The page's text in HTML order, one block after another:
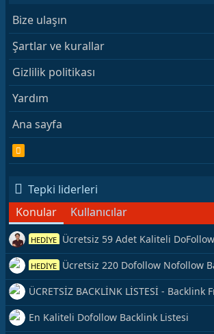
Bize ulaşın
Şartlar ve kurallar
Gizlilik politikası
Yardım
Ana sayfa
S
Tepki liderleri
Konular
Kullanıcılar
HEDİYE Ücretsiz 59 Adet Kaliteli
Kaynağı Veriyorum.
HEDİYE Ücretsiz 220 Dofollow Nofollow
Veriyorum
ÜCRETSİZ BACKLİNK LİSTESİ - Backlink
Hemen Yetiş!
En Kaliteli Dofollow Backlink Listesi